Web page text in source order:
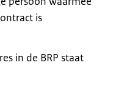
is
in de BRP staat